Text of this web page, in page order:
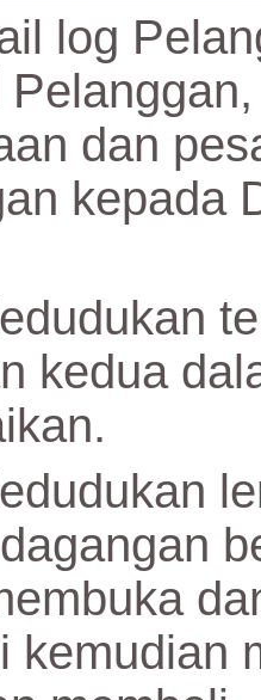
log
dan
kepada
kedua
kemudian